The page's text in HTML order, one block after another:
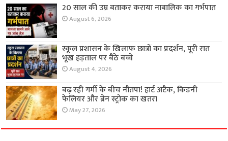
20 साल की उम्र बताकर कराया नाबालिक का गर्भपात
August 6, 2026
स्कूल प्रशासन के खिलाफ छात्रों का प्रदर्शन, पूरी रात
भूख हड़ताल पर बैठे बच्चे
August 4, 2026
बढ़ रही गर्मी के बीच नौतपा! हार्ट अटैक, किडनी
फेलियर और ब्रेन स्ट्रोक का खतरा
May 27, 2026